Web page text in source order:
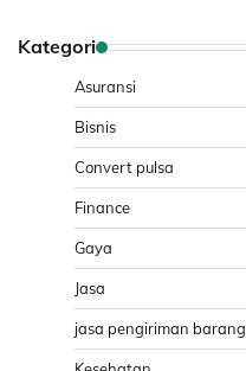
Kategori
Asuransi
Bisnis
Convert pulsa
Finance
Gaya
Jasa
jasa pengiriman barang